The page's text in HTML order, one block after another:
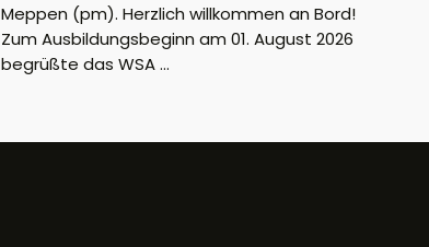
Meppen (pm). Herzlich willkommen an Bord!
Zum Ausbildungsbeginn am 01. August 2026
begrüßte das WSA ...